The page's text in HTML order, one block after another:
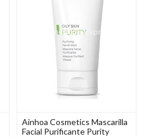
Ainhoa Cosmetics Mascarilla
Facial Purificante Purity